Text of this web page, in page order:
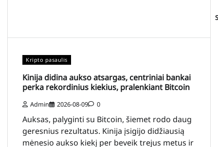
Kripto pasaulis
Kinija didina aukso atsargas, centriniai bankai
perka rekordinius kiekius, pralenkiant Bitcoin
Admin 2026-08-09 0
Auksas, palyginti su Bitcoin, šiemet rodo daug
geresnius rezultatus. Kinija įsigijo didžiausią
mėnesio aukso kiekį per beveik trejus metus ir